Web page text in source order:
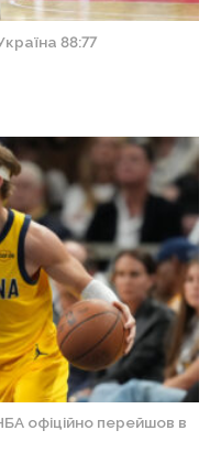
88:77
офіційно перейшов в